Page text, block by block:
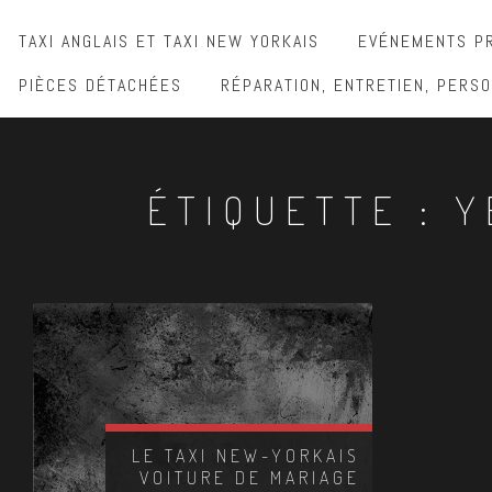
TAXI ANGLAIS ET TAXI NEW YORKAIS
EVÉNEMENTS
PIÈCES DÉTACHÉES
RÉPARATION, ENTRETIEN,
ÉTIQUETTE :
LE TAXI NEW-YORKAIS
VOITURE DE MARIAGE